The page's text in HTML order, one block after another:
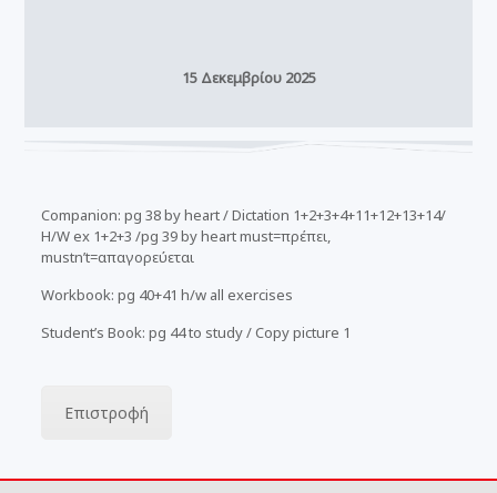
15 Δεκεμβρίου 2025
Companion: pg 38 by heart / Dictation 1+2+3+4+11+12+13+14/
H/W ex 1+2+3 /pg 39 by heart must=πρέπει,
mustn’t=απαγορεύεται
Workbook: pg 40+41 h/w all exercises
Student’s Book: pg 44 to study / Copy picture 1
Επιστροφή